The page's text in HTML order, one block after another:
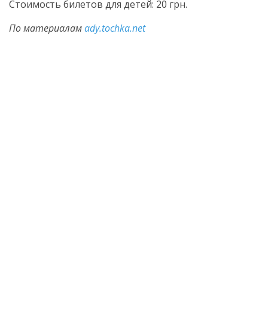
Стоимость билетов для детей: 20 грн.
По материаламady.tochka.net